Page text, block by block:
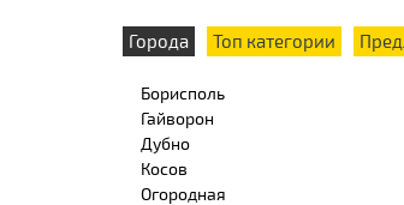
Города Топ категории
Борисполь
Гайворон
Дубно
Косов
Огородная